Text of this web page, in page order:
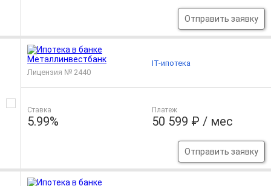
Отправить заявку
Лицензия № 2440
Ставка
5.99%
Платеж
50 599 ₽ / мес
Отправить заявку
IT-ипотека